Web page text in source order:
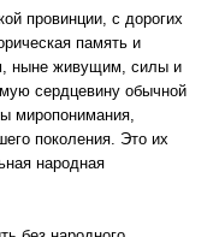
провинции, с дорогих
память и
ныне живущим, силы и
сердцевину обычной
миропонимания,
поколения. Это их
народная